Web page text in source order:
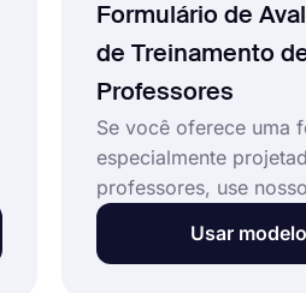
Formulário de
de Treinamento
Professores
Se você oferece uma
especialmente
professores, use
de formulário de
formação de
Usar modelo